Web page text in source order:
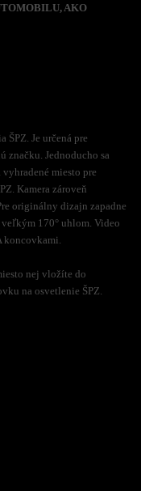
AKO
ŠPZ. Je určená pre
značku. Jednoducho sa
miesto pre
Kamera zároveň
originálny dizajn zapadne
170° uhlom. Video
koncovkami.
nej vložíte do
na osvetlenie ŠPZ.